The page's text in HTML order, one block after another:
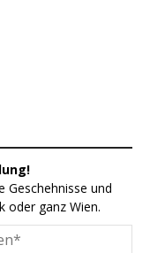
Geschehnisse und
oder ganz Wien.